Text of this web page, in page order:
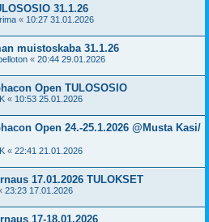
31.1.26
« 10:27 31.01.2026
muistoskaba 31.1.26
« 20:44 29.01.2026
Open TULOSOSIO
« 10:53 25.01.2026
Open 24.-25.1.2026 @Musta Kasi/
« 22:41 21.01.2026
17.01.2026 TULOKSET
23:23 17.01.2026
17-18.01.2026